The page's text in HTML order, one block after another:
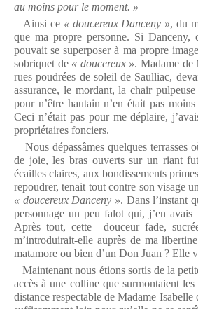
au moins pour le moment. »
Ainsi ce « doucereux Danceny », du
que ma propre personne. Si
pouvait se superposer à ma propre
sobriquet de « doucereux ». Madame de
rues poudrées de soleil de Saulliac,
assurance, le mordant, la chair
pour n’être hautain n’en était pas
Ceci n’était pas pour me déplaire,
propriétaires fonciers.
Nous dépassâmes quelques terrasses
de joie, les bras ouverts sur un riant
écailles claires, aux bondissements
repoudrer, tenait tout contre son visage
« doucereux Danceny ». Dans l’instant
personnage un peu falot qui, j’en
Après tout, cette douceur fade,
m’introduirait-elle auprès de ma
matamore ou bien d’un Don Juan ? Elle
Maintenant nous étions sortis de la
accès à une colline que surmontaient
distance respectable de Madame